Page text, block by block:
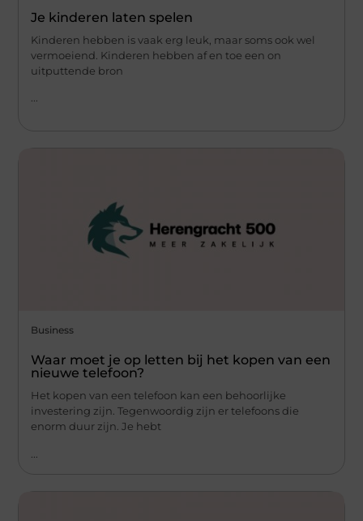
Je kinderen laten spelen
Kinderen hebben is vaak erg leuk, maar soms ook wel
vermoeiend. Kinderen hebben af en toe een on
uitputtende bron
...
Business
Waar moet je op letten bij het kopen van een
nieuwe telefoon?
Het kopen van een telefoon kan een behoorlijke
investering zijn. Tegenwoordig zijn er telefoons die
enorm duur zijn. Je hebt